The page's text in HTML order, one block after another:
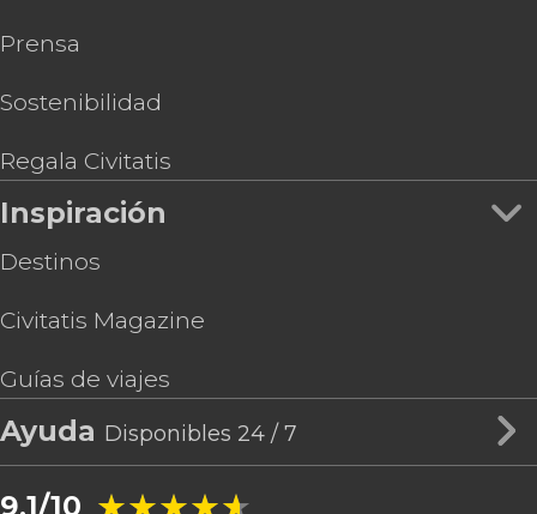
Prensa
Sostenibilidad
Regala Civitatis
Inspiración
Destinos
Civitatis Magazine
Guías de viajes
Ayuda Disponibles 24 / 7
9,1/10